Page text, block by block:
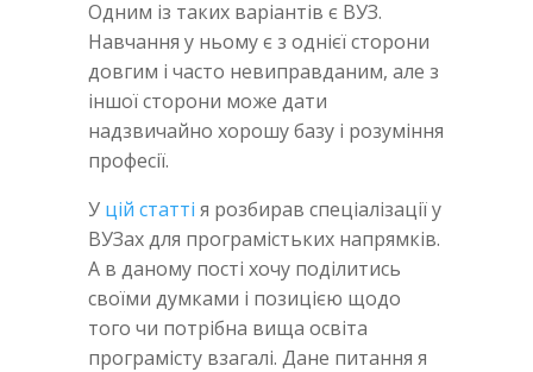
Одним із таких варіантів є ВУЗ.
Навчання у ньому є з однієї сторони
довгим і часто невиправданим, але з
іншої сторони може дати
надзвичайно хорошу базу і розуміння
професії.
У цій статті я розбирав спеціалізації у
ВУЗах для програмістьких напрямків.
А в даному пості хочу поділитись
своїми думками і позицією щодо
того чи потрібна вища освіта
програмісту взагалі. Дане питання я